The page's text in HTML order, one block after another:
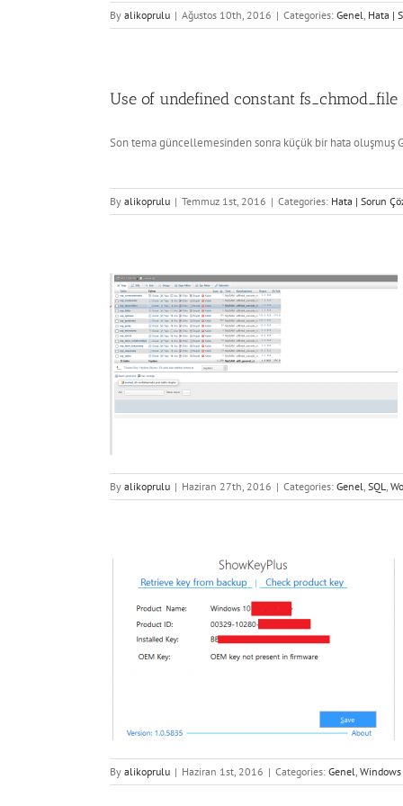
By alikoprulu | Ağustos 10th, 2016 | Categories: Genel, Hata |
Use of undefined constant fs_chmod_file
Son tema güncellemesinden sonra küçük bir hata oluşmuş
By alikoprulu | Temmuz 1st, 2016 | Categories: Hata | Sorun
By alikoprulu | Haziran 27th, 2016 | Categories: Genel, SQL,
By alikoprulu | Haziran 1st, 2016 | Categories: Genel, Windows